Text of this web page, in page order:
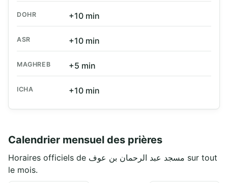
DOHR +10 min
ASR +10 min
MAGHREB +5 min
ICHA +10 min
Calendrier mensuel des prières
Horaires officiels de مسجد عبد الرحمان بن عوف sur tout
le mois.